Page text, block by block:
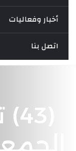
أخبار وفعاليات
اتصل بنا